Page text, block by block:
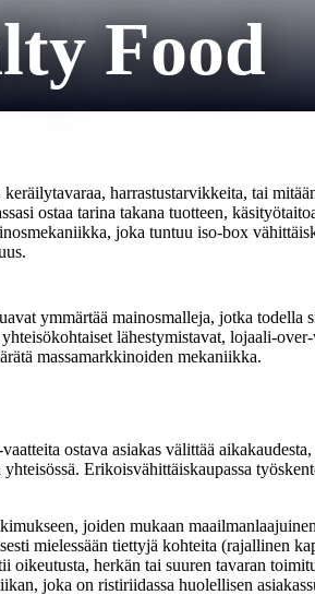
Food
harrastustarvikkeita, tai
ostaa tarina takana tuotteen,
joka tuntuu iso-box
ymmärtää mainosmalleja, jotka todella
lähestymistavat, lojaali-
massamarkkinoiden mekaniikka.
ostava asiakas välittää
Erikoisvähittäiskaupassa
joiden mukaan
mielessään tiettyjä kohteita (rajallinen
herkän tai suuren tavaran
joka on ristiriidassa huolellisen